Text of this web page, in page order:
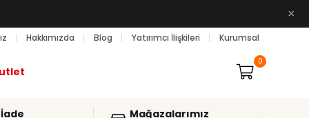
×
Hakkımızda Blog Yatırımcı İlişkileri Kurumsal
0
Mağazalarımız